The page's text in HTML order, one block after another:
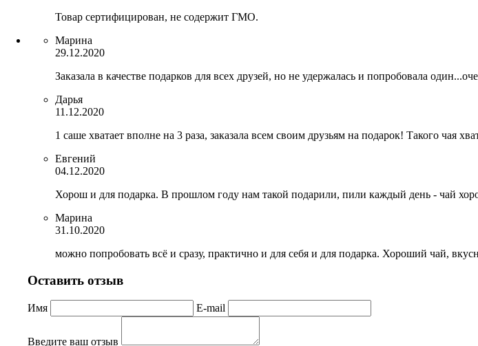
Товар сертифицирован, не содержит ГМО.
Марина
29.12.2020
Заказала в качестве подарков для всех друзей, но не удержалась и попробовала
Дарья
11.12.2020
1 саше хватает вполне на 3 раза, заказала всем своим друзьям на подарок! Такого чая
Евгений
04.12.2020
Хорош и для подарка. В прошлом году нам такой подарили, пили каждый день - чай
Марина
31.10.2020
можно попробовать всё и сразу, практично и для себя и для подарка. Хороший чай,
Оставить отзыв
Имя E-mail
Введите ваш отзыв